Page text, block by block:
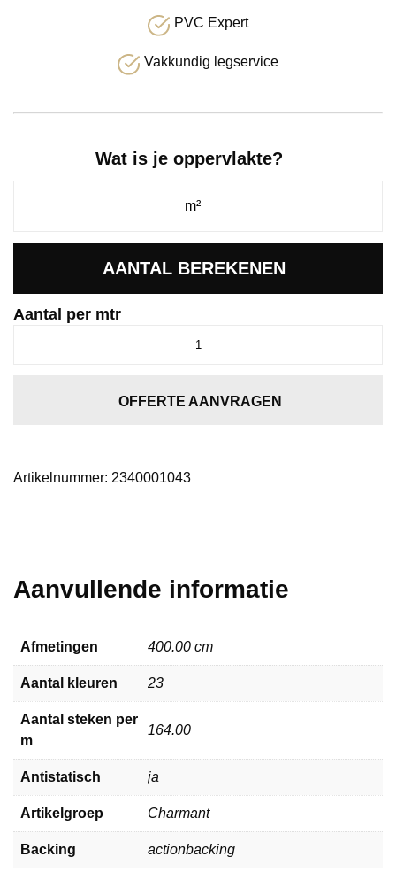
PVC Expert
Vakkundig legservice
Wat is je oppervlakte?
AANTAL BEREKENEN
Aantal per mtr
OFFERTE AANVRAGEN
Artikelnummer: 2340001043
Aanvullende informatie
Afmetingen 400.00 cm
Aantal kleuren 23
Aantal steken per
m
164.00
Antistatisch ja
Artikelgroep Charmant
Backing actionbacking